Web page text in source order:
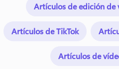
Artículos de edición de
Artículos de TikTok
Artículos de